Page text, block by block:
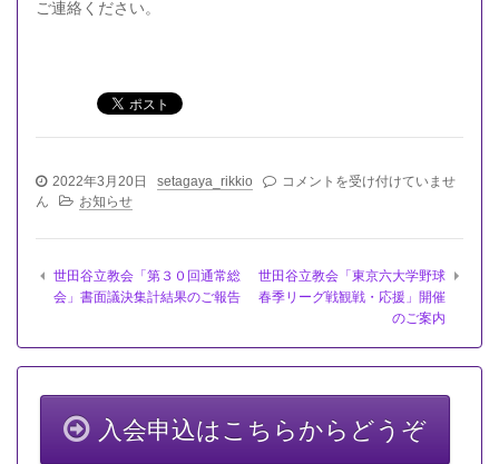
ご連絡ください。
2022年3月20日 setagaya_rikkio
世
立
会
「春
ル
フ
会
コメントを受け付けていませ
ん
お知らせ
世田谷立教会「第３０回通常総
会」書面議決集計結果のご報告
世田谷立教会「東京六大学野球
春季リーグ戦観戦・応援」開催
のご案内
入会申込はこちらからどうぞ